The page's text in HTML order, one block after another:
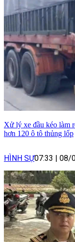
Xử lý xe đầu kéo làm
hơn 120 ô tô thủng lốp
HÌNH SỰ07:33 08/